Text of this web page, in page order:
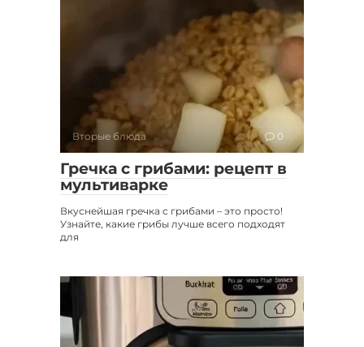
Вторые блюда 0
Гречка с грибами: рецепт в
мультиварке
Вкуснейшая гречка с грибами – это просто!
Узнайте, какие грибы лучше всего подходят
для